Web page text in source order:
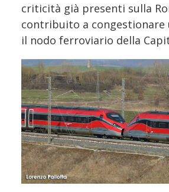
criticità già presenti sulla
contribuito a
il nodo ferroviario della